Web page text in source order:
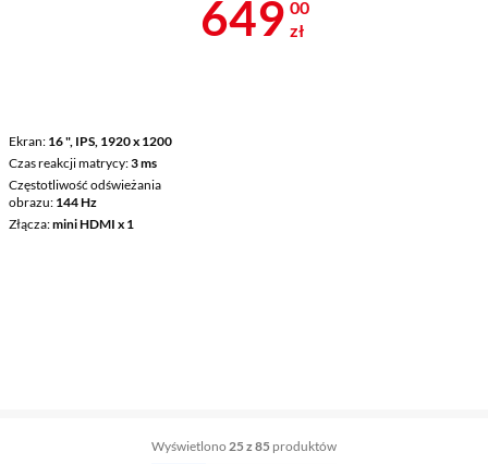
Ekran 16 ", IPS, 1920 x 1200
Czas reakcji matrycy 3 ms
Częstotliwość odświeżania
obrazu 144 Hz
Złącza mini HDMI x 1
Cena 649 zł
649 00
zł
Wyświetlono 25 z 85 produktów